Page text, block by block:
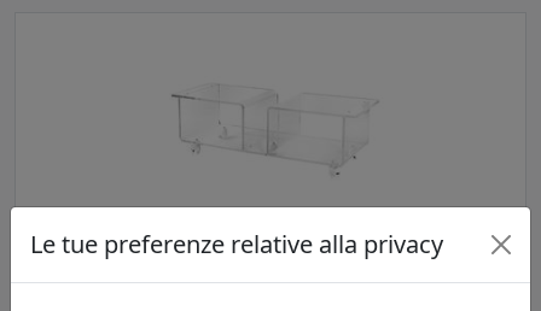
MOBILE PORTA TV IMAGO, CON RUOTE E PIANI SEPARATI,
Le tue preferenze relative alla privacy